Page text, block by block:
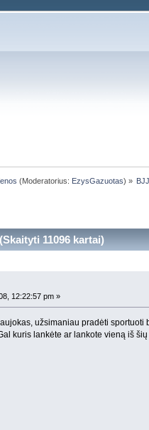
(Moderatorius: EzysGazuotas) »
11096 kartai)
12:22:57 pm »
užsimaniau pradėti
kuris lankėte ar lankote vieną iš